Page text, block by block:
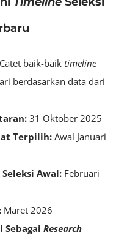
baik-baik timeline
berdasarkan data dari
31 Oktober 2025
Terpilih: Awal Januari
Awal: Februari
Maret 2026
Sebagai Research